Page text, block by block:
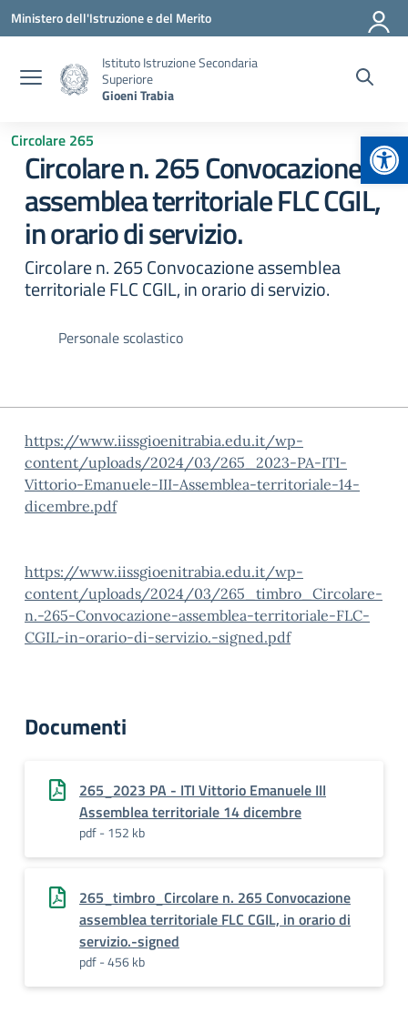
Vai ai contenuti
Vai al menu di navigazione
Vai al footer
Ministero dell'Istruzione e del Merito
Istituto Istruzione Secondaria
Superiore
Gioeni Trabia
Circolare 265
Circolare n. 265 Convocazione
assemblea territoriale FLC CGIL,
in orario di servizio.
Circolare n. 265 Convocazione assemblea
territoriale FLC CGIL, in orario di servizio.
Personale scolastico
https://www.iissgioenitrabia.edu.it/wp-
content/uploads/2024/03/265_2023-PA-ITI-
Vittorio-Emanuele-III-Assemblea-territoriale-14-
dicembre.pdf
https://www.iissgioenitrabia.edu.it/wp-
content/uploads/2024/03/265_timbro_Circolare-
n.-265-Convocazione-assemblea-territoriale-FLC-
CGIL-in-orario-di-servizio.-signed.pdf
Documenti
265_2023 PA - ITI Vittorio Emanuele III
Assemblea territoriale 14 dicembre
pdf - 152 kb
265_timbro_Circolare n. 265 Convocazione
assemblea territoriale FLC CGIL, in orario di
servizio.-signed
pdf - 456 kb